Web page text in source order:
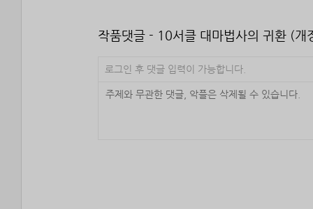
작품댓글 - 10서클 대마법사의 귀환 (개
로그인 후 댓글 입력이 가능합니다.